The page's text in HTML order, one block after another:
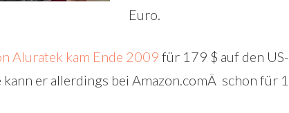
Euro.
Aluratek kam Ende 2009 für 179 $ auf den
er allerdings bei Amazon.comÂ schon für